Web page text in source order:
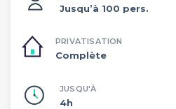
Jusqu’à 100 pers.
PRIVATISATION
Complète
JUSQU'À
4h